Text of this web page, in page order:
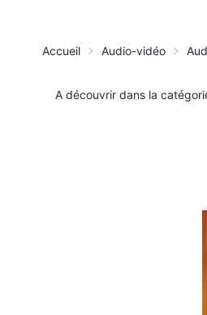
Accueil Audio-vidéo
A découvrir dans la